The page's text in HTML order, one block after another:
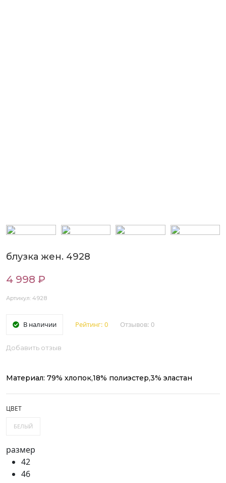
блузка жен. 4928
4 998 ₽
Артикул: 4928
В наличии Рейтинг: 0 Отзывов: 0
Добавить отзыв
Материал: 79% хлопок,18% полиэстер,3% эластан
ЦВЕТ
БЕЛЫЙ
размер
42
46